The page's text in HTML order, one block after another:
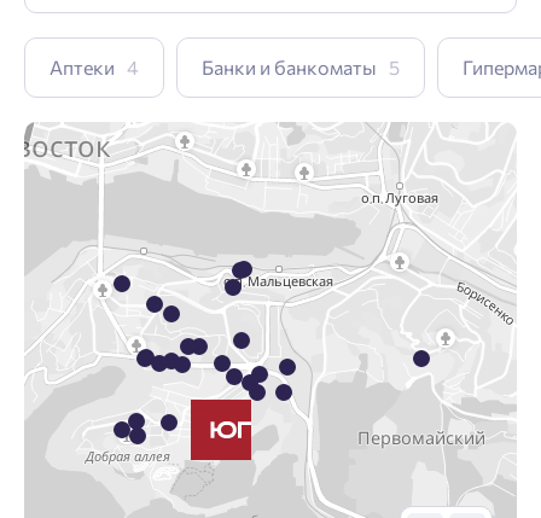
Аптеки 4 Банки и банкоматы 5